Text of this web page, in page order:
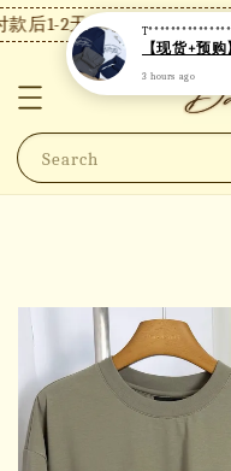
后1-2天内发货，24小时内
Search
3 hours ago